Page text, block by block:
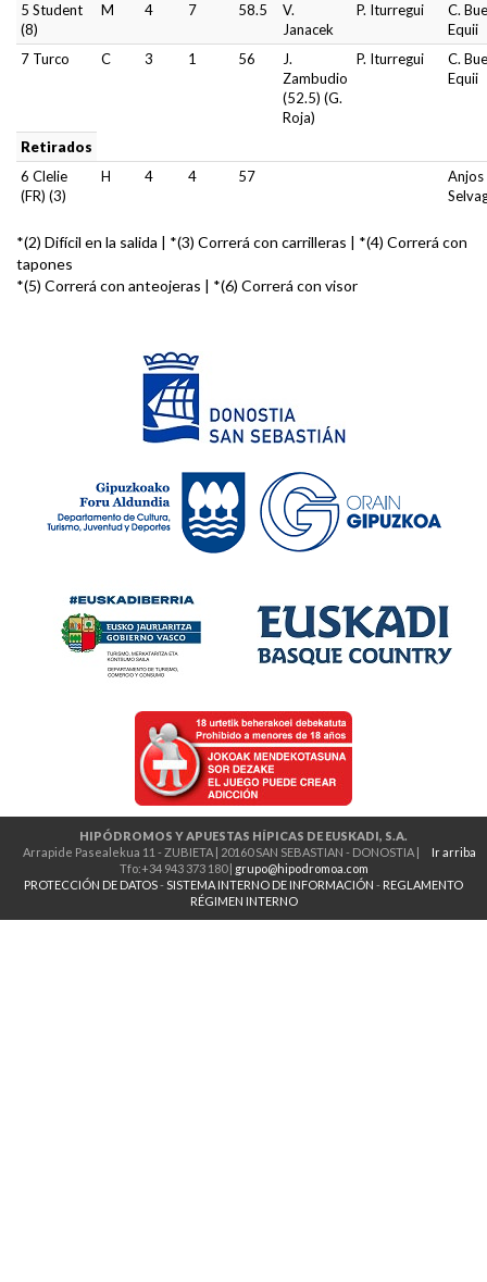
5 Student
(8)
M 4 7 58.5
V.
Janacek
P. Iturregui
C.
Equii
7 Turco
C 3 1 56
J.
Zambudio
(52.5) (G.
Roja)
P. Iturregui
C.
Equii
Retirados
6 Clelie
(FR) (3)
H 4 4 57
Anjos
*(2) Difícil en la salida | *(3) Correrá con carrilleras | *(4) Correrá con
tapones
*(5) Correrá con anteojeras | *(6) Correrá con visor
HIPÓDROMOS Y APUESTAS HÍPICAS DE EUSKADI, S.A.
Ir arriba
Arrapide Pasealekua 11 - ZUBIETA | 20160 SAN SEBASTIAN - DONOSTIA |
Tfo:+34 943 373 180 | grupo@hipodromoa.com
PROTECCIÓN DE DATOS-SISTEMA INTERNO DE INFORMACIÓN - REGLAMENTO
RÉGIMEN INTERNO